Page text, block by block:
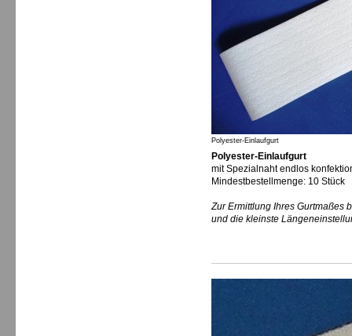
Polyester-Einlaufgurt
Polyester-Einlaufgurt
mit Spezialnaht endlos
Mindestbestellmenge: 10 Stück
Zur Ermittlung Ihres Gurtmaßes
und die kleinste